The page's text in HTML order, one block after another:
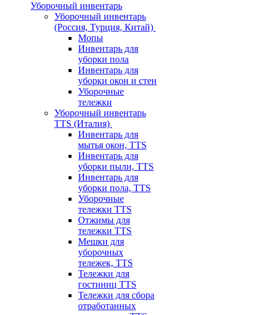
Уборочный инвентарь
Уборочный инвентарь
(Россия, Турция, Китай)
Мопы
Инвентарь для
уборки пола
Инвентарь для
уборки окон и стен
Уборочные
тележки
Уборочный инвентарь
TTS (Италия)
Инвентарь для
мытья окон, TTS
Инвентарь для
уборки пыли, TTS
Инвентарь для
уборки пола, TTS
Уборочные
тележки TTS
Отжимы для
тележки TTS
Мешки для
уборочных
тележек, TTS
Тележки для
гостиниц TTS
Тележки для сбора
отработанных